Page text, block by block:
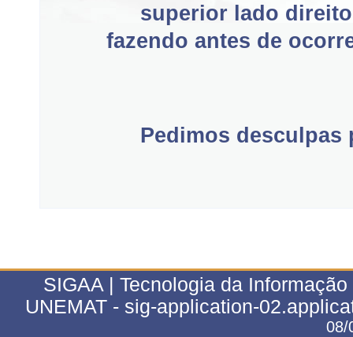
superior lado
fazendo antes de
Pedimos
SIGAA | Tecnologia da
UNEMAT - sig-application-
08/